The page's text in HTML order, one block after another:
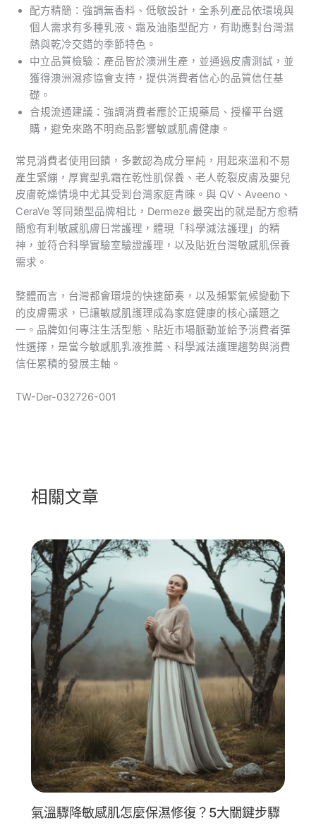
配方精簡：強調無香料、低敏設計，全系列產品依環境與
個人需求有多種乳液、霜及油脂型配方，有助應對台灣濕
熱與乾冷交錯的季節特色。
中立品質檢驗：產品皆於澳洲生產，並通過皮膚測試，並
獲得澳洲濕疹協會支持，提供消費者信心的品質信任基
礎。
合規流通建議：強調消費者應於正規藥局、授權平台選
購，避免來路不明商品影響敏感肌膚健康。
常見消費者使用回饋，多數認為成分單純，用起來溫和不易
產生緊繃，厚實型乳霜在乾性肌保養、老人乾裂皮膚及嬰兒
皮膚乾燥情境中尤其受到台灣家庭青睞。與 QV、Aveeno、
CeraVe 等同類型品牌相比，Dermeze 最突出的就是配方愈精
簡愈有利敏感肌膚日常護理，體現「科學減法護理」的精
神，並符合科學實驗室驗證護理，以及貼近台灣敏感肌保養
需求。
整體而言，台灣都會環境的快速節奏，以及頻繁氣候變動下
的皮膚需求，已讓敏感肌護理成為家庭健康的核心議題之
一。品牌如何專注生活型態、貼近市場脈動並給予消費者彈
性選擇，是當今敏感肌乳液推薦、科學減法護理趨勢與消費
信任累積的發展主軸。
TW-Der-032726-001
相關文章
氣溫驟降敏感肌怎麼保濕修復？5大關鍵步驟